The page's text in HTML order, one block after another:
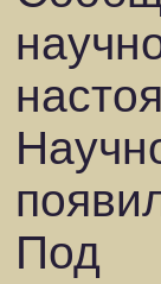
Под